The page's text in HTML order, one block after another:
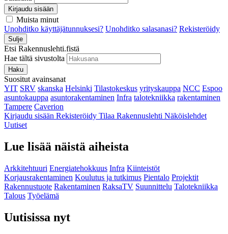
Kirjaudu sisään
Muista minut
Unohditko käyttäjätunnuksesi? Unohditko salasanasi? Rekisteröidy
Sulje
Etsi Rakennuslehti.fistä
Hae tältä sivustolta
Haku
Suositut avainsanat
YIT SRV skanska Helsinki Tilastokeskus yrityskauppa NCC Espoo
asuntokauppa asuntorakentaminen Infra talotekniikka rakentaminen
Tampere Caverion
Kirjaudu sisään Rekisteröidy Tilaa Rakennuslehti Näköislehdet
Uutiset
Lue lisää näistä aiheista
Arkkitehtuuri Energiatehokkuus Infra Kiinteistöt
Korjausrakentaminen Koulutus ja tutkimus Pientalo Projektit
Rakennustuote Rakentaminen RaksaTV Suunnittelu Talotekniikka
Talous Työelämä
Uutisissa nyt